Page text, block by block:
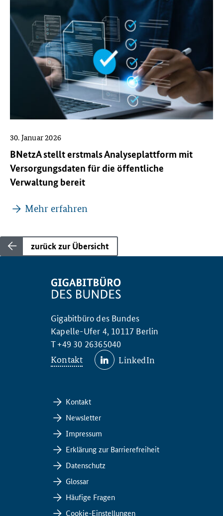
BNetzA stellt erstmals Analyseplattform mit
Versorgungsdaten für die öffentliche
Verwaltung bereit
30. Januar 2026
Mehr erfahren
zurück zur Übersicht
Gigabitbüro des Bundes
Kapelle-Ufer 4, 10117 Berlin
T +49 30 26365040
Kontakt LinkedIn
Kontakt
Newsletter
Impressum
Erklärung zur Barrierefreiheit
Datenschutz
Glossar
Häufige Fragen
Cookie-Einstellungen